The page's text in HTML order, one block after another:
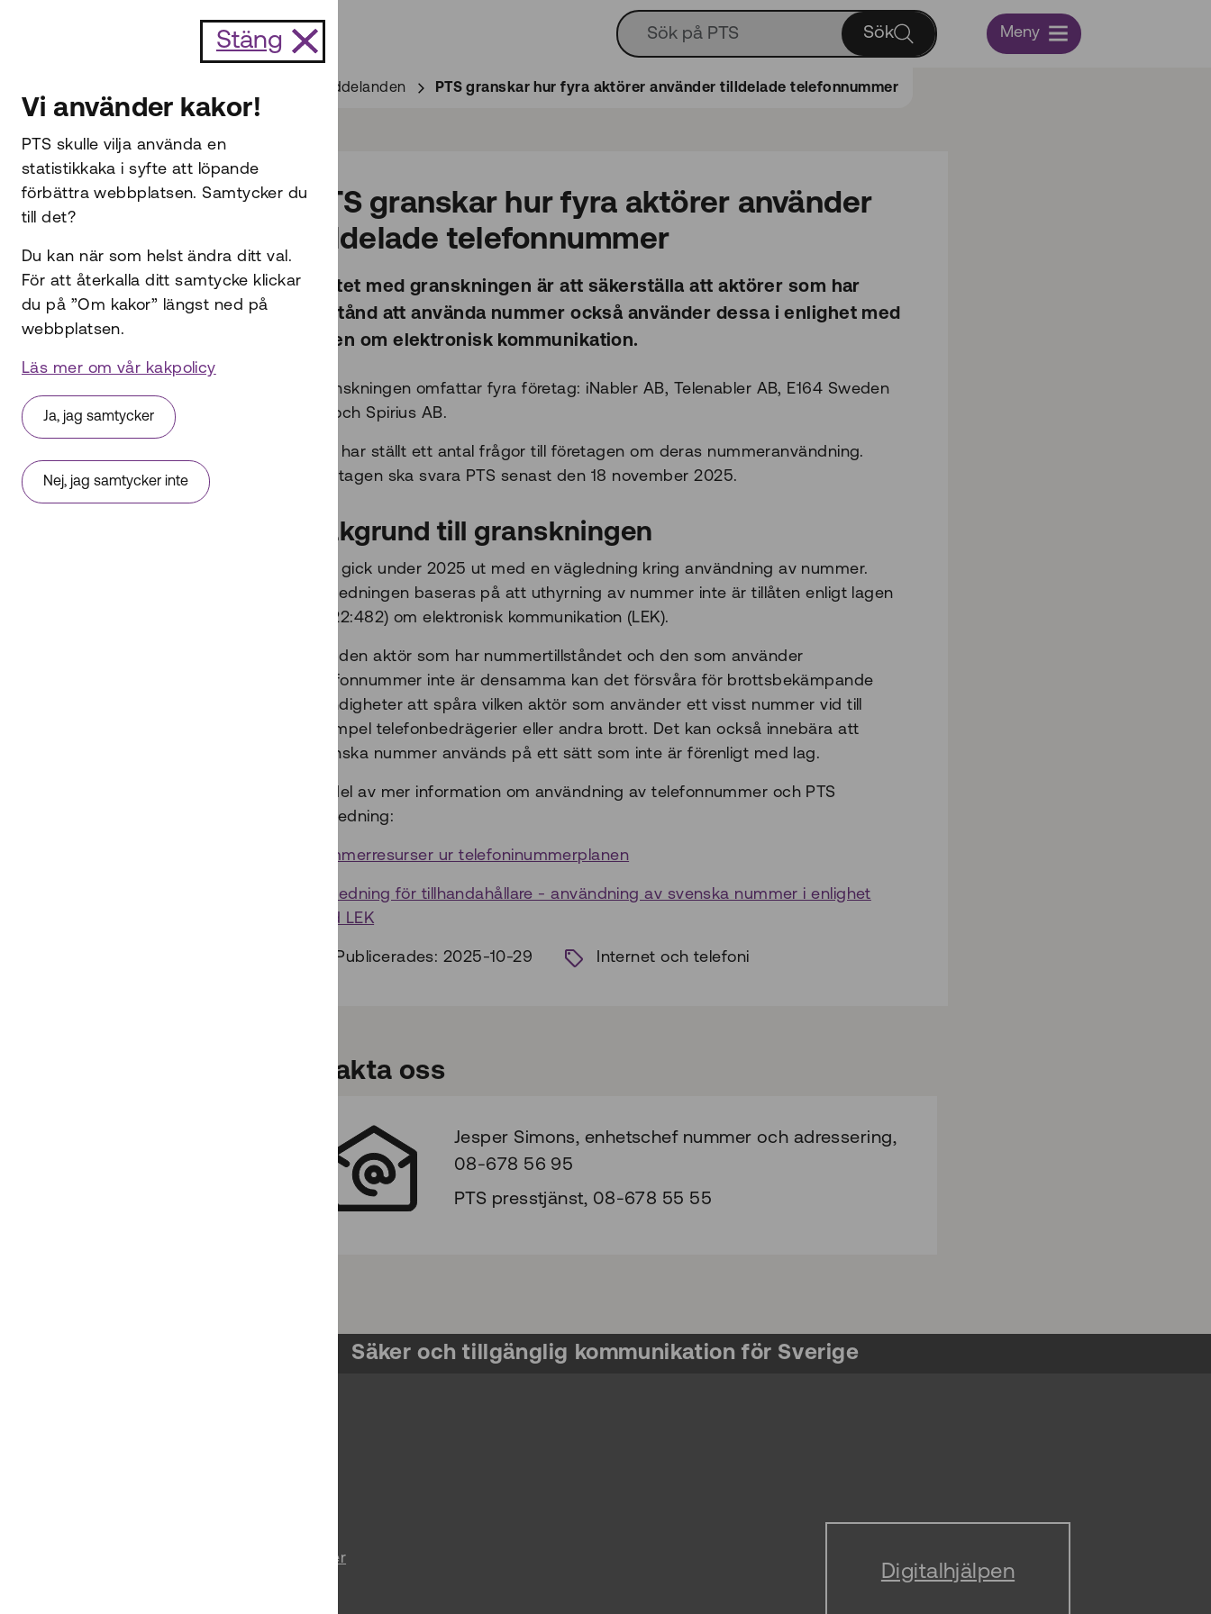
Sök Meny
Nyheter och pressmeddelanden PTS granskar hur fyra aktörer använder tilldelade telefonnummer
PTS granskar hur fyra aktörer använder
tilldelade telefonnummer
Syftet med granskningen är att säkerställa att aktörer som har
tillstånd att använda nummer också använder dessa i enlighet med
lagen om elektronisk kommunikation.
Granskningen omfattar fyra företag: iNabler AB, Telenabler AB, E164 Sweden
AB och Spirius AB.
PTS har ställt ett antal frågor till företagen om deras nummeranvändning.
Företagen ska svara PTS senast den 18 november 2025.
Bakgrund till granskningen
PTS gick under 2025 ut med en vägledning kring användning av nummer.
Vägledningen baseras på att uthyrning av nummer inte är tillåten enligt lagen
(2022:482) om elektronisk kommunikation (LEK).
Om den aktör som har nummertillståndet och den som använder
telefonnummer inte är densamma kan det försvåra för brottsbekämpande
myndigheter att spåra vilken aktör som använder ett visst nummer vid till
exempel telefonbedrägerier eller andra brott. Det kan också innebära att
svenska nummer används på ett sätt som inte är förenligt med lag.
Ta del av mer information om användning av telefonnummer och PTS
vägledning:
Nummerresurser ur telefoninummerplanen
Vägledning för tillhandahållare - användning av svenska nummer i enlighet
med LEK
Publicerades: 2025-10-29 Internet och telefoni
Kontakta oss
Jesper Simons, enhetschef nummer och adressering,
08-678 56 95
PTS presstjänst, 08-678 55 55
Säker och tillgänglig kommunikation för Sverige
Behandling av personuppgifter
Digitalhjälpen
Stäng
Vi använder kakor!
PTS skulle vilja använda en
statistikkaka i syfte att löpande
förbättra webbplatsen. Samtycker du
till det?
Du kan när som helst ändra ditt val.
För att återkalla ditt samtycke klickar
du på ”Om kakor” längst ned på
webbplatsen.
Läs mer om vår kakpolicy
Ja, jag samtycker
Nej, jag samtycker inte